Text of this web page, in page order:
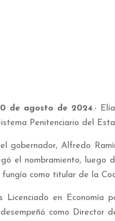
de agosto de 2024.-
Penitenciario del
gobernador, Alfredo
el nombramiento, luego
fungía como titular de la
Licenciado en Economía
como Director